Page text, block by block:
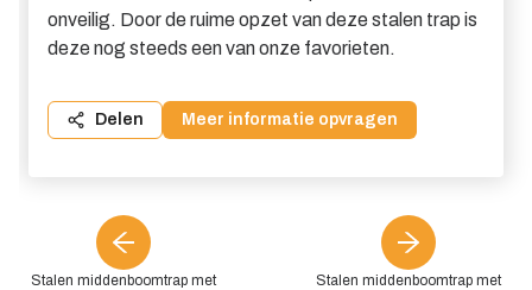
Stalen middenboomtrap met
onveilig. Door de ruime opzet van deze stalen trap is
deze nog steeds een van onze favorieten.
Delen Meer informatie opvragen
Stalen middenboomtrap met